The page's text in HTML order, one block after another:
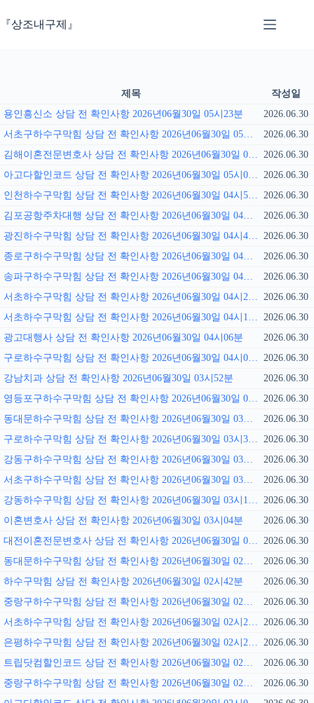
문
기
『상조내구제』
제목
작성일
용인흥신소 상담 전 확인사항 2026년06월30일 05시23분
2026.06.30
서초구하수구막힘 상담 전 확인사항 2026년06월30일 05시18분
2026.06.30
김해이혼전문변호사 상담 전 확인사항 2026년06월30일 05시09분 2026.06.30
아고다할인코드 상담 전 확인사항 2026년06월30일 05시02분 2026.06.30
인천하수구막힘 상담 전 확인사항 2026년06월30일 04시55분 2026.06.30
김포공항주차대행 상담 전 확인사항 2026년06월30일 04시50분
2026.06.30
광진하수구막힘 상담 전 확인사항 2026년06월30일 04시41분 2026.06.30
종로구하수구막힘 상담 전 확인사항 2026년06월30일 04시36분
2026.06.30
송파구하수구막힘 상담 전 확인사항 2026년06월30일 04시27분
2026.06.30
서초하수구막힘 상담 전 확인사항 2026년06월30일 04시22분 2026.06.30
서초하수구막힘 상담 전 확인사항 2026년06월30일 04시13분 2026.06.30
광고대행사 상담 전 확인사항 2026년06월30일 04시06분
2026.06.30
구로하수구막힘 상담 전 확인사항 2026년06월30일 04시01분 2026.06.30
강남치과 상담 전 확인사항 2026년06월30일 03시52분
2026.06.30
영등포구하수구막힘 상담 전 확인사항 2026년06월30일 03시45분 2026.06.30
동대문하수구막힘 상담 전 확인사항 2026년06월30일 03시39분
2026.06.30
구로하수구막힘 상담 전 확인사항 2026년06월30일 03시31분 2026.06.30
강동구하수구막힘 상담 전 확인사항 2026년06월30일 03시26분
2026.06.30
서초구하수구막힘 상담 전 확인사항 2026년06월30일 03시18분
2026.06.30
강동하수구막힘 상담 전 확인사항 2026년06월30일 03시11분 2026.06.30
이혼변호사 상담 전 확인사항 2026년06월30일 03시04분
2026.06.30
대전이혼전문변호사 상담 전 확인사항 2026년06월30일 02시56분 2026.06.30
동대문하수구막힘 상담 전 확인사항 2026년06월30일 02시49분
2026.06.30
하수구막힘 상담 전 확인사항 2026년06월30일 02시42분
2026.06.30
중랑구하수구막힘 상담 전 확인사항 2026년06월30일 02시36분
2026.06.30
서초하수구막힘 상담 전 확인사항 2026년06월30일 02시29분 2026.06.30
은평하수구막힘 상담 전 확인사항 2026년06월30일 02시21분 2026.06.30
트립닷컴할인코드 상담 전 확인사항 2026년06월30일 02시14분
2026.06.30
중랑구하수구막힘 상담 전 확인사항 2026년06월30일 02시07분
2026.06.30